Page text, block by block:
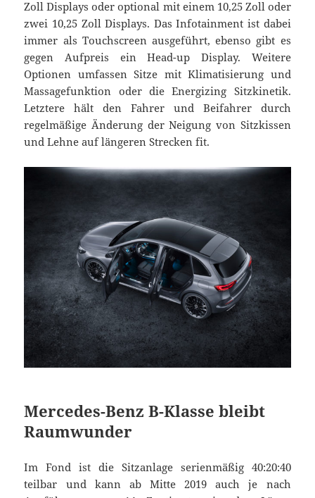
Zoll Displays oder optional mit einem 10,25 Zoll oder
zwei 10,25 Zoll Displays. Das Infotainment ist dabei
immer als Touchscreen ausgeführt, ebenso gibt es
gegen Aufpreis ein Head-up Display. Weitere
Optionen umfassen Sitze mit Klimatisierung und
Massagefunktion oder die Energizing Sitzkinetik.
Letztere hält den Fahrer und Beifahrer durch
regelmäßige Änderung der Neigung von Sitzkissen
und Lehne auf längeren Strecken fit.
Mercedes-Benz B-Klasse bleibt
Raumwunder
Im Fond ist die Sitzanlage serienmäßig 40:20:40
teilbar und kann ab Mitte 2019 auch je nach